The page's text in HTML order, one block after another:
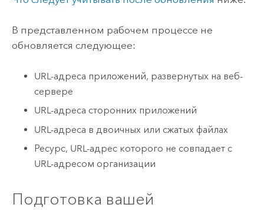
В представленном рабочем процессе не
обновляется следующее:
URL-адреса приложений, развернутых на веб-
сервере
URL-адреса сторонних приложений
URL-адреса в двоичных или сжатых файлах
Ресурс, URL-адрес которого не совпадает с
URL-адресом организации
Подготовка вашей